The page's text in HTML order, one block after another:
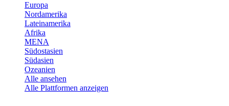
Europa
Nordamerika
Lateinamerika
Afrika
MENA
Südostasien
Südasien
Ozeanien
Alle ansehen
Alle Plattformen anzeigen